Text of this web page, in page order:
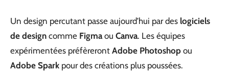
Un design percutant passe aujourd’hui par des logiciels
de design comme Figmaou Canva. Les équipes
expérimentées préfèreront Adobe Photoshop ou
Adobe Spark pour des créations plus poussées.